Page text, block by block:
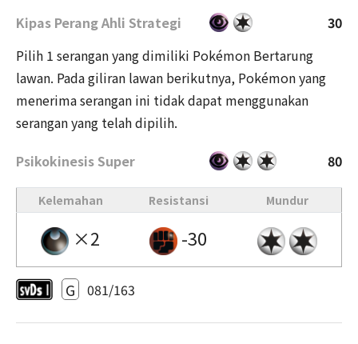
Kipas Perang Ahli Strategi
30
Pilih 1 serangan yang dimiliki Pokémon Bertarung
lawan. Pada giliran lawan berikutnya, Pokémon yang
menerima serangan ini tidak dapat menggunakan
serangan yang telah dipilih.
Psikokinesis Super
80
Kelemahan Resistansi Mundur
×2 -30
G 081/163